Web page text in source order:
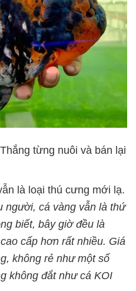
từng nuôi và bán lại
là loại thú cưng mới lạ.
người, cá vàng vẫn là thứ
biết, bây giờ đều là
cấp hơn rất nhiều. Giá
không rẻ như một số
không đắt như cá KOI